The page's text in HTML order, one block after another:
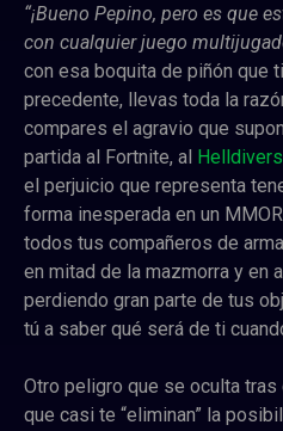
“¡Bueno Pepino, pero es que
con cualquier juego
con esa boquita de piñón que
precedente, llevas toda la
compares el agravio que
partida al Fortnite, al
el perjuicio que representa
forma inesperada en un
todos tus compañeros de
en mitad de la mazmorra y en
perdiendo gran parte de tus
tú a saber qué será de ti
Otro peligro que se oculta
que casi te “eliminan” la